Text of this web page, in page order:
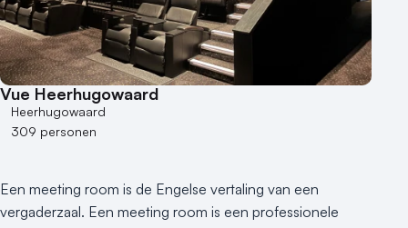
Vue Heerhugowaard
Heerhugowaard
309 personen
Een meeting room is de Engelse vertaling van een
vergaderzaal. Een meeting room is een professionele